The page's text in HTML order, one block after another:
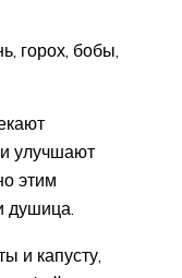
горох, бобы,
улучшают
этим
душица.
и капусту,